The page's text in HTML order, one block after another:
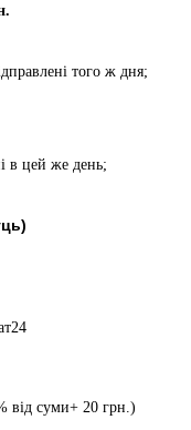
того ж дня;
в цей же день;
)
від суми+ 20 грн.)